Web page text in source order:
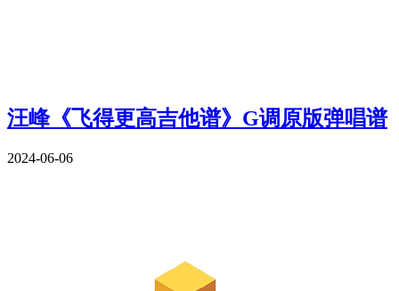
汪峰《飞得更高吉他谱》G调原版弹唱谱
2024-06-06